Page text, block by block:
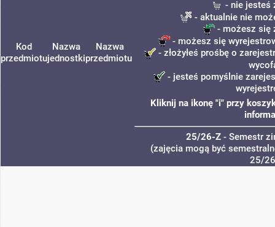
Kod
przedmiotu
Nazwa
jednostki
Nazwa
przedmiotu
- nie jesteś
- aktualnie nie
- możesz się
- możesz się
- złożyłeś prośbę o
- jesteś pomyślnie
Kliknij na ikonę "i" przy
25/26-Z - Semestr
(zajęcia mogą być
25/